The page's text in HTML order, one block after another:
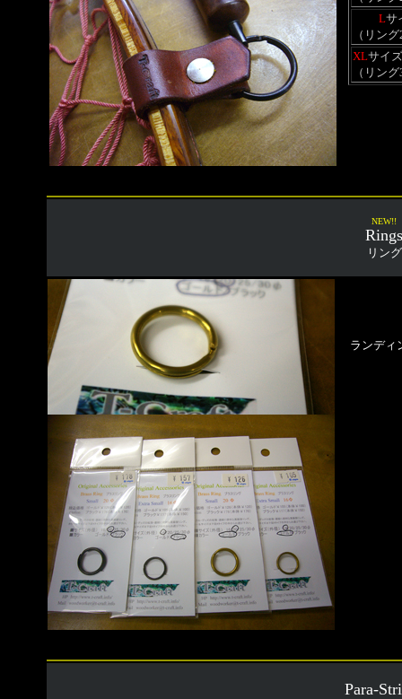
Lサ
（リン
XLサイズ
（リン
NEW!!
Rings
リング
ランディ
Para-